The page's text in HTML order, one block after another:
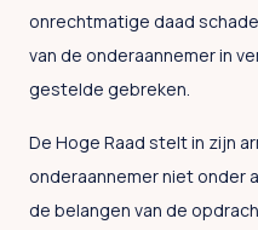
onrechtmatige daad
van de onderaannemer in
gestelde gebreken.
De Hoge Raad stelt in zijn
onderaannemer niet onder
de belangen van de